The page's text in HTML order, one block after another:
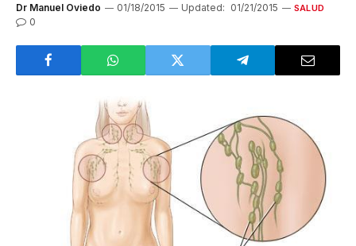
Dr Manuel Oviedo 01/18/2015 Updated: 01/21/2015 SALUD
0